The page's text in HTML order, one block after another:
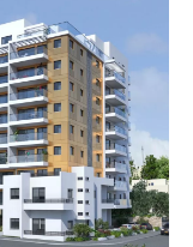
הרצל 86-88
עתידי